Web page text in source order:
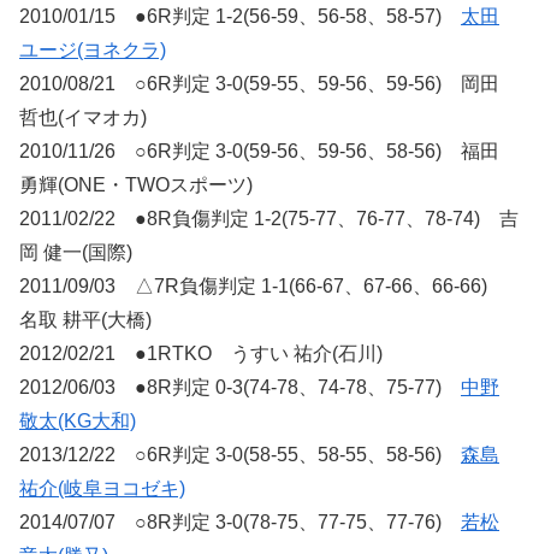
2010/01/15 ●6R判定 1-2(56-59、56-58、58-57) 太田
ユージ(ヨネクラ)
2010/08/21 ○6R判定 3-0(59-55、59-56、59-56) 岡田
哲也(イマオカ)
2010/11/26 ○6R判定 3-0(59-56、59-56、58-56) 福田
勇輝(ONE・TWOスポーツ)
2011/02/22 ●8R負傷判定 1-2(75-77、76-77、78-74) 吉
岡 健一(国際)
2011/09/03 △7R負傷判定 1-1(66-67、67-66、66-66)
名取 耕平(大橋)
2012/02/21 ●1RTKO うすい 祐介(石川)
2012/06/03 ●8R判定 0-3(74-78、74-78、75-77) 中野
敬太(KG大和)
2013/12/22 ○6R判定 3-0(58-55、58-55、58-56) 森島
祐介(岐阜ヨコゼキ)
2014/07/07 ○8R判定 3-0(78-75、77-75、77-76) 若松